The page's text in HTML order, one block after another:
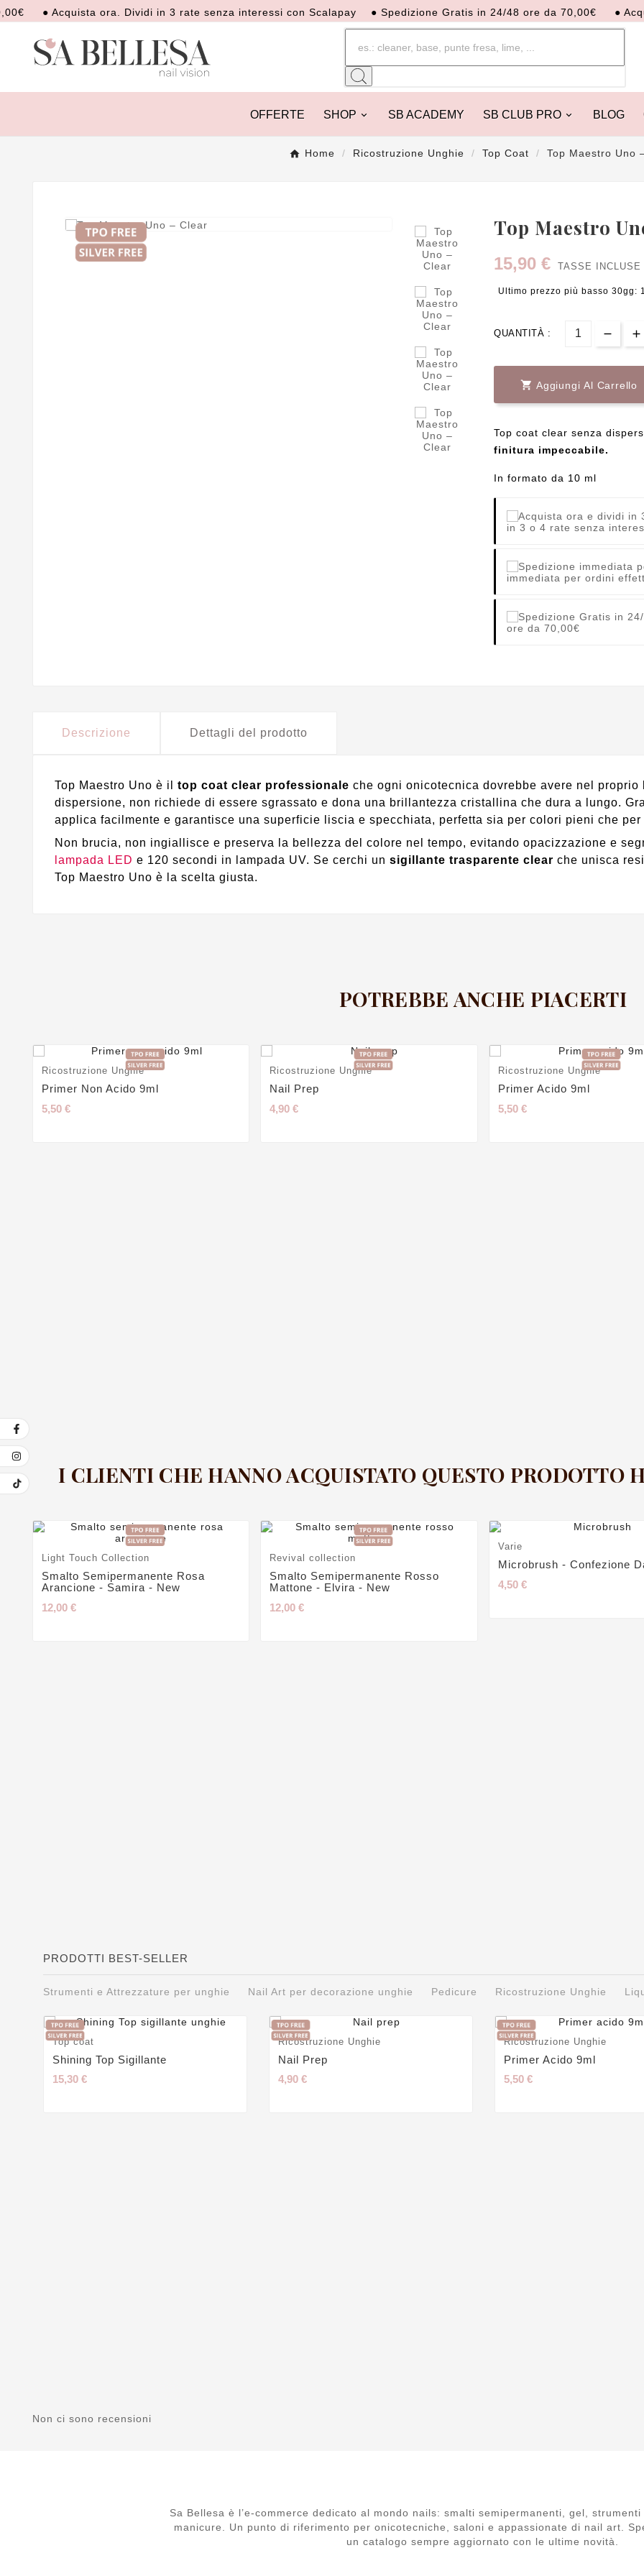
● Acquista ora. Dividi in 3 rate senza interessi con Scalapay ● Spedizione Gratis in 24/48 ore da 70,00€ ● Acquista
OFFERTE SHOP SB ACADEMY SB CLUB PRO BLOG
Home Ricostruzione Unghie Top Coat Top Maestro Uno
Top Maestro
15,90 € TASSE INCLUSE
Ultimo prezzo più basso 30gg:
QUANTITÀ :
 Aggiungi Al Carrello
Top coat clear senza
finitura impeccabile.
In formato da 10 ml
in 3 o 4 rate senza
immediata per ordini
ore da 70,00€
Descrizione Dettagli del prodotto
Top Maestro Uno è il top coat clear professionale che ogni onicotecnica dovrebbe avere nel
dispersione, non richiede di essere sgrassato e dona una brillantezza cristallina che dura a lungo.
applica facilmente e garantisce una superficie liscia e specchiata, perfetta sia per colori pieni che
Non brucia, non ingiallisce e preserva la bellezza del colore nel tempo, evitando opacizzazione e
lampada LED e 120 secondi in lampada UV. Se cerchi un sigillante trasparente clear che unisca
Top Maestro Uno è la scelta giusta.
POTREBBE ANCHE PIACERTI
Ricostruzione Unghie
Primer Non Acido 9ml
5,50 €
Ricostruzione Unghie
Nail Prep
4,90 €
Ricostruzione Unghie
Primer Acido 9ml
5,50 €
I CLIENTI CHE HANNO ACQUISTATO QUESTO PRODOTTO
Light Touch Collection
Smalto Semipermanente Rosa
Arancione - Samira - New
12,00 €
Revival collection
Smalto Semipermanente Rosso
Mattone - Elvira - New
12,00 €
Varie
Microbrush - Confezione
4,50 €
PRODOTTI BEST-SELLER
Strumenti e Attrezzature per unghie Nail Art per decorazione unghie Pedicure Ricostruzione Unghie
Top coat
Shining Top Sigillante
15,30 €
Ricostruzione Unghie
Nail Prep
4,90 €
Ricostruzione Unghie
Primer Acido 9ml
5,50 €
Non ci sono recensioni
Sa Bellesa è l’e-commerce dedicato al mondo nails: smalti semipermanenti, gel,
manicure. Un punto di riferimento per onicotecniche, saloni e appassionate di nail art.
un catalogo sempre aggiornato con le ultime novità.